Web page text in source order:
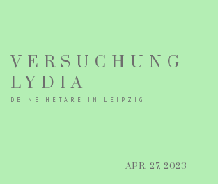
VERSUCHUNG
LYDIA
DEINE HETÄRE IN LEIPZIG
APR. 27, 2023